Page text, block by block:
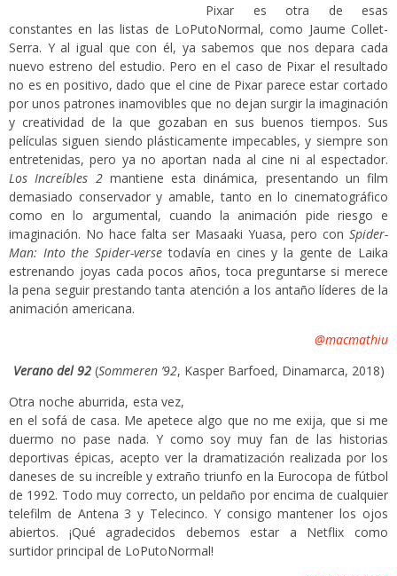
Pixar es otra de esas
constantes en las listas de LoPutoNormal, como Jaume Collet-
Serra. Y al igual que con él, ya sabemos que nos depara cada
nuevo estreno del estudio. Pero en el caso de Pixar el resultado
no es en positivo, dado que el cine de Pixar parece estar cortado
por unos patrones inamovibles que no dejan surgir la imaginación
y creatividad de la que gozaban en sus buenos tiempos. Sus
películas siguen siendo plásticamente impecables, y siempre son
entretenidas, pero ya no aportan nada al cine ni al espectador.
Los Increíbles 2mantiene esta dinámica, presentando un film
demasiado conservador y amable, tanto en lo cinematográfico
como en lo argumental, cuando la animación pide riesgo e
imaginación. No hace falta ser Masaaki Yuasa, pero con Spider-
Man: Into the Spider-versetodavía en cines y la gente de Laika
estrenando joyas cada pocos años, toca preguntarse si merece
la pena seguir prestando tanta atención a los antaño líderes de la
animación americana.
@macmathiu
Verano del 92 (Sommeren ’92, Kasper Barfoed, Dinamarca, 2018)
Otra noche aburrida, esta vez,
en el sofá de casa. Me apetece algo que no me exija, que si me
duermo no pase nada. Y como soy muy fan de las historias
deportivas épicas, acepto ver la dramatización realizada por los
daneses de su increíble y extraño triunfo en la Eurocopa de fútbol
de 1992. Todo muy correcto, un peldaño por encima de cualquier
telefilm de Antena 3 y Telecinco. Y consigo mantener los ojos
abiertos. ¡Qué agradecidos debemos estar a Netflix como
surtidor principal de LoPutoNormal!